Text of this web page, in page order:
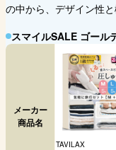
の中から、デザイン性
スマイルSALE ゴール
メーカー
商品名
TAVILAX